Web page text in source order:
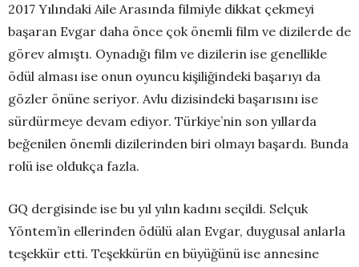
2017 Yılındaki Aile Arasında filmiyle dikkat çekmeyi
başaran Evgar daha önce çok önemli film ve dizilerde de
görev almıştı. Oynadığı film ve dizilerin ise genellikle
ödül alması ise onun oyuncu kişiliğindeki başarıyı da
gözler önüne seriyor. Avlu dizisindeki başarısını ise
sürdürmeye devam ediyor. Türkiye’nin son yıllarda
beğenilen önemli dizilerinden biri olmayı başardı. Bunda
rolü ise oldukça fazla.
GQ dergisinde ise bu yıl yılın kadını seçildi. Selçuk
Yöntem’in ellerinden ödülü alan Evgar, duygusal anlarla
teşekkür etti. Teşekkürün en büyüğünü ise annesine